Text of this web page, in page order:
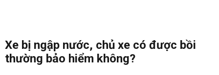
Xe bị ngập nước, chủ xe có được bồi
thường bảo hiểm không?